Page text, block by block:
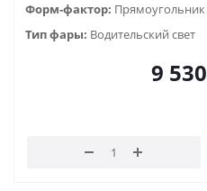
Форм-фактор: Прямоугольник
Тип фары: Водительский свет
9 530